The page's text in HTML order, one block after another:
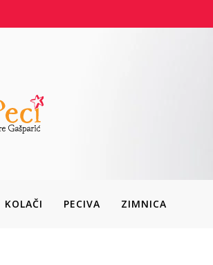
KOLAČI PECIVA ZIMNICA